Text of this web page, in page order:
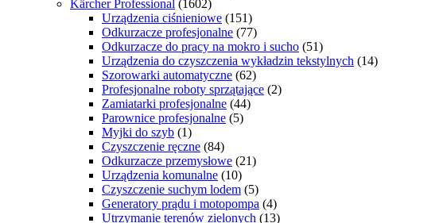
Kärcher Professional (1602)
Urządzenia ciśnieniowe (151)
Odkurzacze profesjonalne (77)
Odkurzacze do pracy na mokro i sucho (51)
Urządzenia do czyszczenia wykładzin tekstylnych (14)
Szorowarki automatyczne (62)
Profesjonalne roboty sprzątające (2)
Zamiatarki profesjonalne (44)
Parownice profesjonalne (5)
Myjki do szyb (1)
Czyszczenie ręczne (84)
Odkurzacze przemysłowe (21)
Urządzenia komunalne (10)
Czyszczenie suchym lodem (5)
Generatory prądu i motopompa (4)
Utrzymanie terenów zielonych (13)